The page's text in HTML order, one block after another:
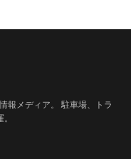
報メディア。 駐車場、トラ